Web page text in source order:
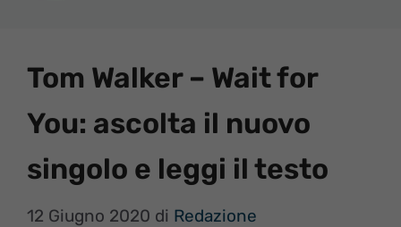
Tom Walker – Wait for
You: ascolta il nuovo
singolo e leggi il testo
12 Giugno 2020 di Redazione